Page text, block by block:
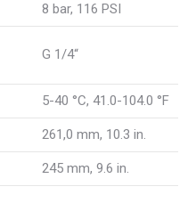
8 bar, 116 PSI
G 1/4“
5-40 °C, 41.0-104.0 °F
261,0 mm, 10.3 in.
245 mm, 9.6 in.